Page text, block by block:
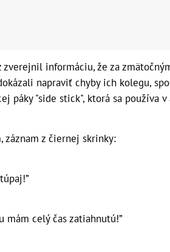
zverejnil informáciu, že za
napraviť chyby ich kolegu,
páky "side stick", ktorá sa používa v
záznam z čiernej skrinky:
mám celý čas zatiahnutú!”